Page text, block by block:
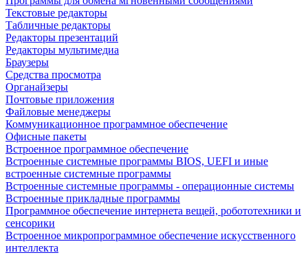
Текстовые редакторы
Табличные редакторы
Редакторы презентаций
Редакторы мультимедиа
Браузеры
Средства просмотра
Органайзеры
Почтовые приложения
Файловые менеджеры
Коммуникационное программное обеспечение
Офисные пакеты
Встроенное программное обеспечение
Встроенные системные программы BIOS, UEFI и иные
встроенные системные программы
Встроенные системные программы - операционные системы
Встроенные прикладные программы
Программное обеспечение интернета вещей, робототехники и
сенсорики
Встроенное микропрограммное обеспечение искусственного
интеллекта